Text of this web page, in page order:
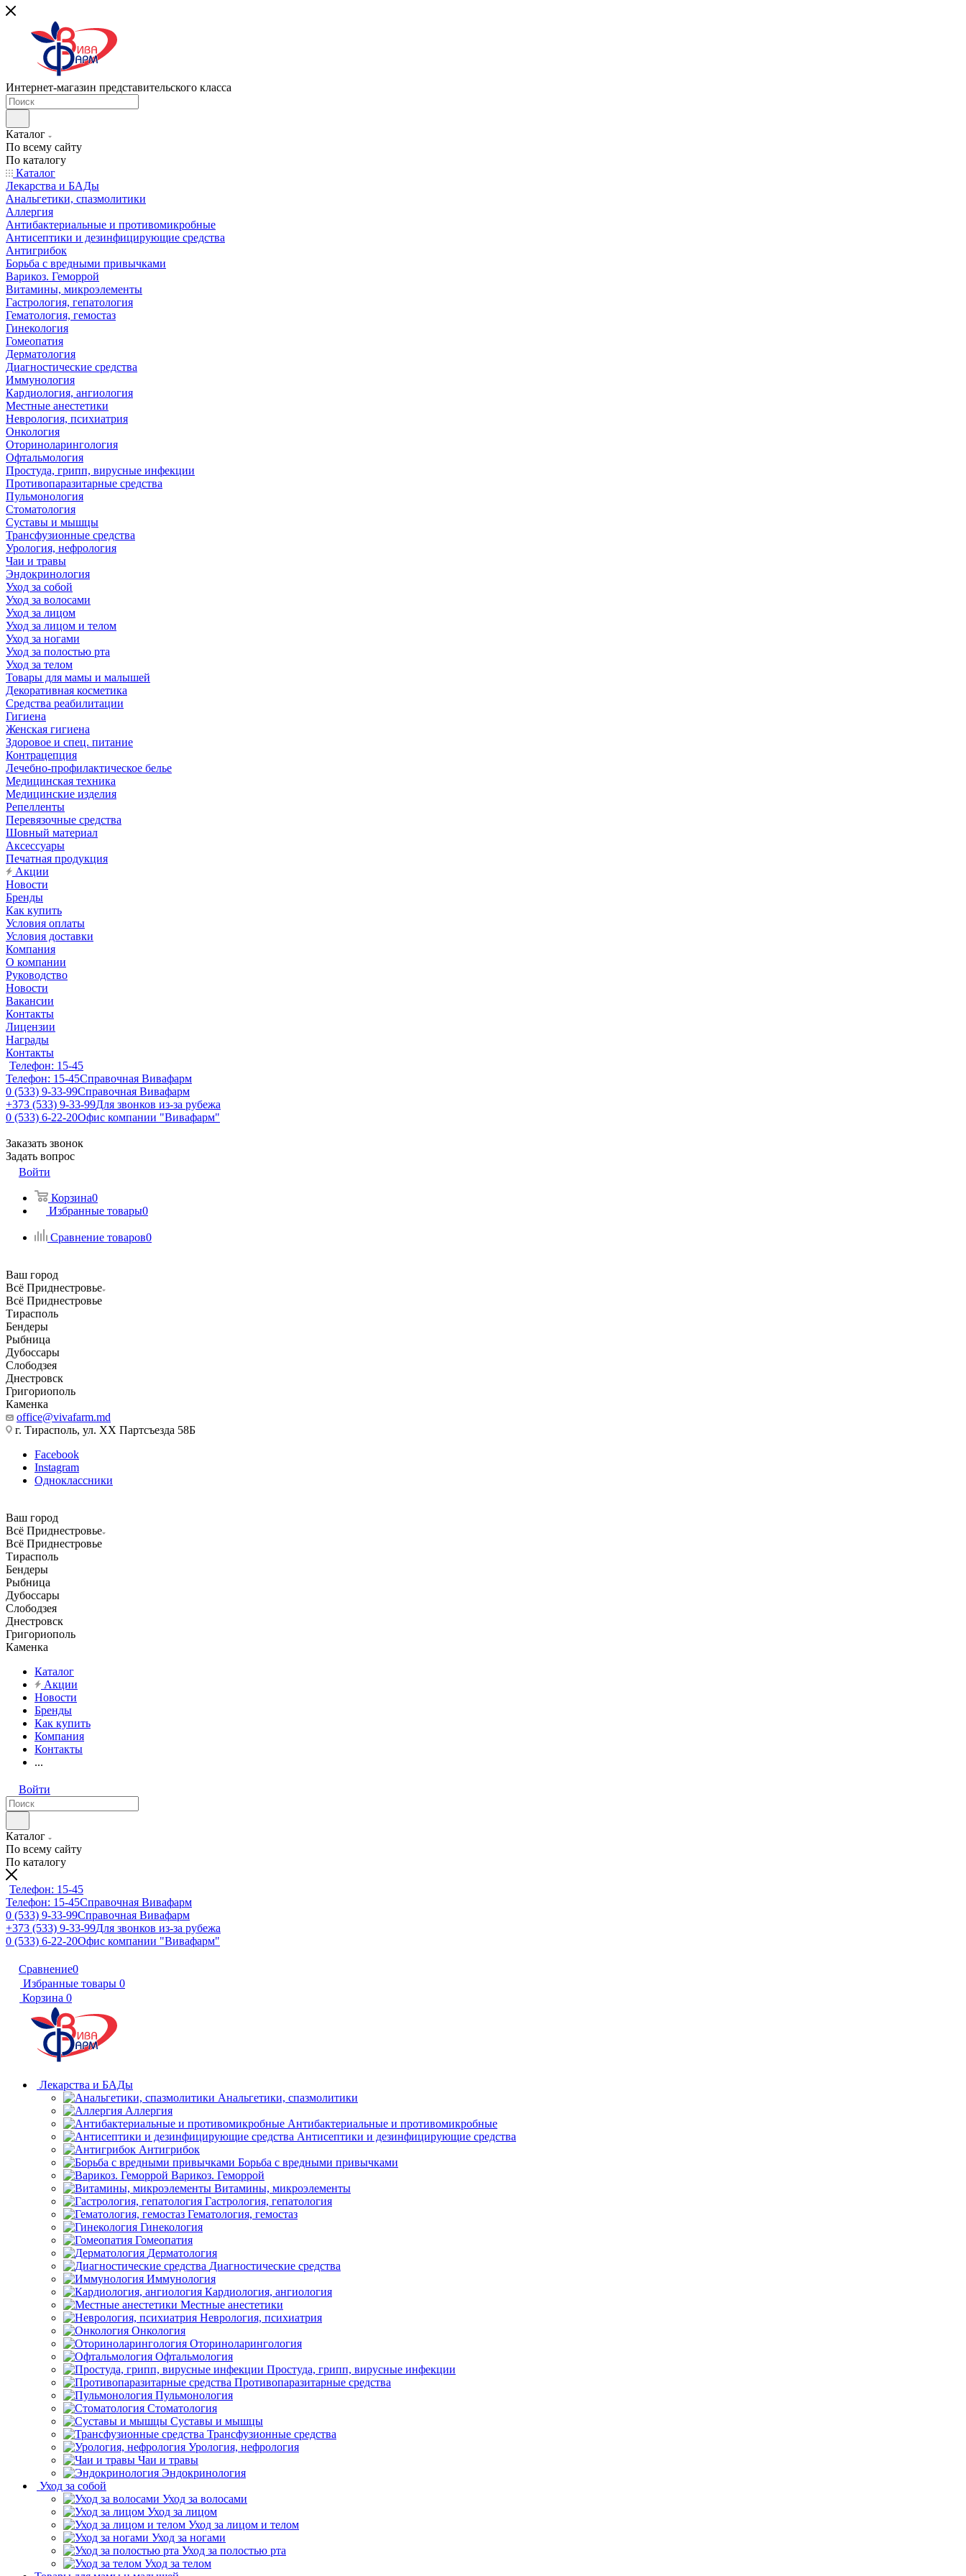
Интернет-магазин представительского класса
Каталог
По всему сайту
По каталогу
Каталог
Лекарства и БАДы
Анальгетики, спазмолитики
Аллергия
Антибактериальные и противомикробные
Антисептики и дезинфицирующие средства
Антигрибок
Борьба с вредными привычками
Варикоз. Геморрой
Витамины, микроэлементы
Гастрология, гепатология
Гематология, гемостаз
Гинекология
Гомеопатия
Дерматология
Диагностические средства
Иммунология
Кардиология, ангиология
Местные анестетики
Неврология, психиатрия
Онкология
Оториноларингология
Офтальмология
Простуда, грипп, вирусные инфекции
Противопаразитарные средства
Пульмонология
Стоматология
Суставы и мышцы
Трансфузионные средства
Урология, нефрология
Чаи и травы
Эндокринология
Уход за собой
Уход за волосами
Уход за лицом
Уход за лицом и телом
Уход за ногами
Уход за полостью рта
Уход за телом
Товары для мамы и малышей
Декоративная косметика
Средства реабилитации
Гигиена
Женская гигиена
Здоровое и спец. питание
Контрацепция
Лечебно-профилактическое белье
Медицинская техника
Медицинские изделия
Репелленты
Перевязочные средства
Шовный материал
Аксессуары
Печатная продукция
Акции
Новости
Бренды
Как купить
Условия оплаты
Условия доставки
Компания
О компании
Руководство
Новости
Вакансии
Контакты
Лицензии
Награды
Контакты
Телефон: 15-45
Телефон: 15-45Справочная Вивафарм
0 (533) 9-33-99Справочная Вивафарм
+373 (533) 9-33-99Для звонков из-за рубежа
0 (533) 6-22-20Офис компании "Вивафарм"
Заказать звонок
Задать вопрос
Войти
Корзина0
Избранные товары0
Сравнение товаров0
Ваш город
Всё Приднестровье
Всё Приднестровье
Тирасполь
Бендеры
Рыбница
Дубоссары
Слободзея
Днестровск
Григориополь
Каменка
office@vivafarm.md
г. Тирасполь, ул. ХХ Партсъезда 58Б
Facebook
Instagram
Одноклассники
Ваш город
Всё Приднестровье
Всё Приднестровье
Тирасполь
Бендеры
Рыбница
Дубоссары
Слободзея
Днестровск
Григориополь
Каменка
Каталог
Акции
Новости
Бренды
Как купить
Компания
Контакты
...
Войти
Каталог
По всему сайту
По каталогу
Телефон: 15-45
Телефон: 15-45Справочная Вивафарм
0 (533) 9-33-99Справочная Вивафарм
+373 (533) 9-33-99Для звонков из-за рубежа
0 (533) 6-22-20Офис компании "Вивафарм"
Сравнение0
Избранные товары 0
Корзина 0
Лекарства и БАДы
Анальгетики, спазмолитики
Аллергия
Антибактериальные и противомикробные
Антисептики и дезинфицирующие средства
Антигрибок
Борьба с вредными привычками
Варикоз. Геморрой
Витамины, микроэлементы
Гастрология, гепатология
Гематология, гемостаз
Гинекология
Гомеопатия
Дерматология
Диагностические средства
Иммунология
Кардиология, ангиология
Местные анестетики
Неврология, психиатрия
Онкология
Оториноларингология
Офтальмология
Простуда, грипп, вирусные инфекции
Противопаразитарные средства
Пульмонология
Стоматология
Суставы и мышцы
Трансфузионные средства
Урология, нефрология
Чаи и травы
Эндокринология
Уход за собой
Уход за волосами
Уход за лицом
Уход за лицом и телом
Уход за ногами
Уход за полостью рта
Уход за телом